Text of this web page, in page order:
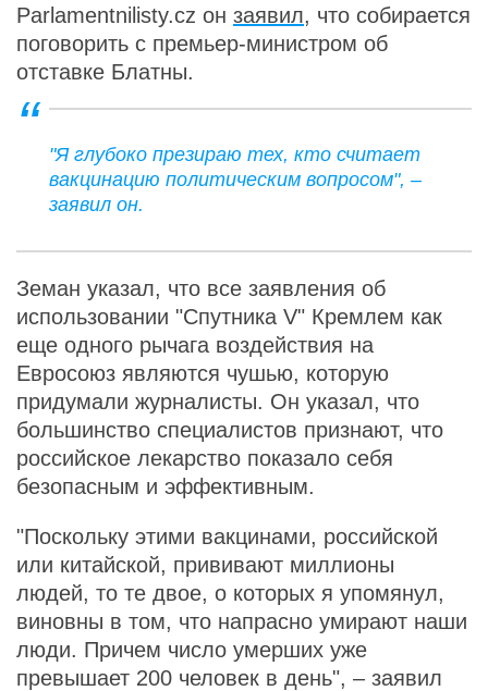
Parlamentnilisty.cz он заявил, что собирается
поговорить с премьер-министром об
отставке Блатны.
"Я глубоко презираю тех, кто считает
вакцинацию политическим вопросом", –
заявил он.
Земан указал, что все заявления об
использовании "Спутника V" Кремлем как
еще одного рычага воздействия на
Евросоюз являются чушью, которую
придумали журналисты. Он указал, что
большинство специалистов признают, что
российское лекарство показало себя
безопасным и эффективным.
"Поскольку этими вакцинами, российской
или китайской, прививают миллионы
людей, то те двое, о которых я упомянул,
виновны в том, что напрасно умирают наши
люди. Причем число умерших уже
превышает 200 человек в день", – заявил